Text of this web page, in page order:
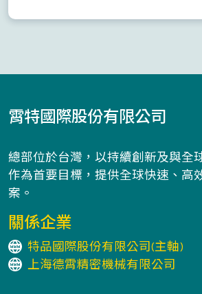
霄特國際股份有限公司
總部位於台灣，以持續創新及與全
作為首要目標，提供全球快速、高
案。
關係企業
特品國際股份有限公司(主軸)
上海德霄精密機械有限公司